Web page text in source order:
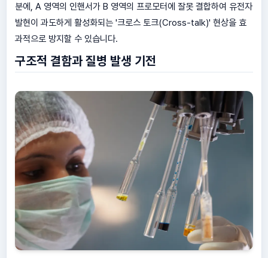
분에, A 영역의 인핸서가 B 영역의 프로모터에 잘못 결합하여 유전자
발현이 과도하게 활성화되는 '크로스 토크(Cross-talk)' 현상을 효
과적으로 방지할 수 있습니다.
구조적 결함과 질병 발생 기전